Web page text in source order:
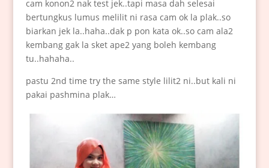
cam konon2 nak test jek..tapi masa dah selesai
bertungkus lumus melilit ni rasa cam ok la plak..so
biarkan jek la..haha..dak p pon kata ok..so cam ala2
kembang gak la sket ape2 yang boleh kembang
tu..hahaha..
pastu 2nd time try the same style lilit2 ni..but kali ni
pakai pashmina plak…